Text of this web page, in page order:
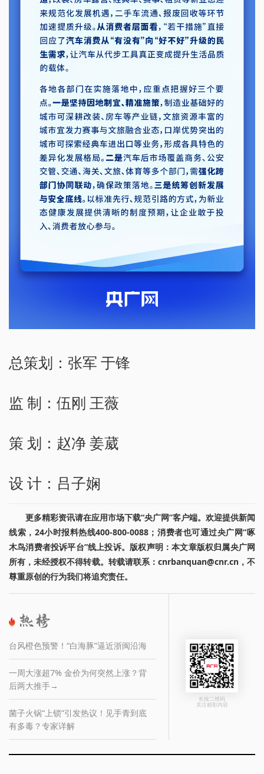
总策划：张军 于锋
监 制：伍刚 王薇
策 划：赵净 姜葳
设 计：吕子娴
更多精彩资讯请在应用市场下载“央广网”客户端。欢迎提供新闻
线索，24小时报料热线400-800-0088；消费者也可通过央广网“啄
木鸟消费者投诉平台”线上投诉。版权声明：本文章版权归属央广网
所有，未经授权不得转载。转载请联系：cnrbanquan@cnr.cn，不
尊重原创的行为我们将追究责任。
台风橙色预警！“白海豚”逼近浙闽沿海
一周大涨超7% 金价为何突然上涨？背
后两大推手→
菌子火锅“上锁”引发热议！见手青到底
有多毒？专家详解
长按二维码
关注精彩内容